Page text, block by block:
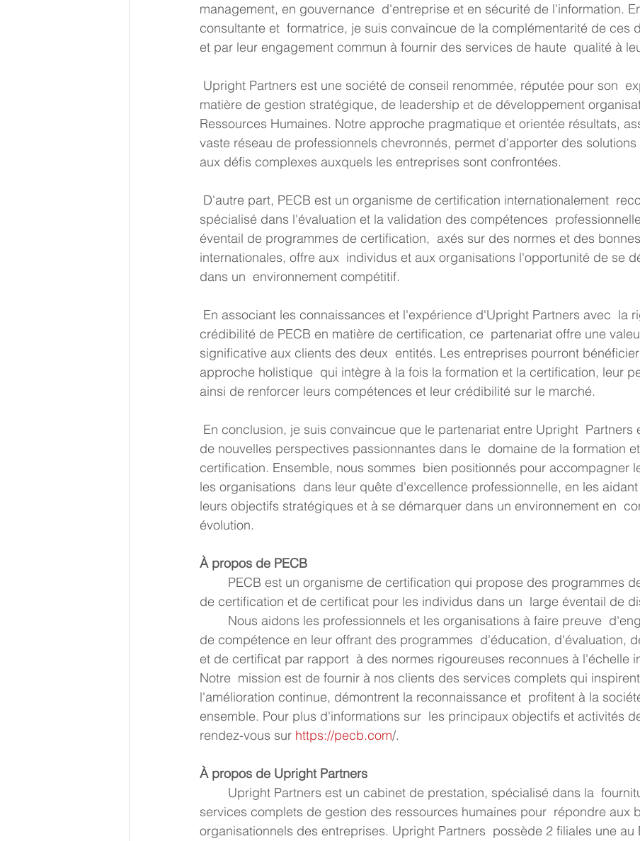
management, en gouvernance  d'entreprise et en sécurité de l'information.
consultante et  formatrice, je suis convaincue de la complémentarité de ces
et par leur engagement commun à fournir des services de haute  qualité à
matière de gestion stratégique, de leadership et de développement
Ressources Humaines. Notre approche pragmatique et orientée résultats,
vaste réseau de professionnels chevronnés, permet d'apporter des solutions
aux défis complexes auxquels les entreprises sont confrontées.
spécialisé dans l'évaluation et la validation des compétences
éventail de programmes de certification,  axés sur des normes et des
internationales, offre aux  individus et aux organisations l'opportunité de se
dans un  environnement compétitif.
crédibilité de PECB en matière de certification, ce  partenariat offre une
significative aux clients des deux  entités. Les entreprises pourront
approche holistique  qui intègre à la fois la formation et la certification, leur
ainsi de renforcer leurs compétences et leur crédibilité sur le marché.
de nouvelles perspectives passionnantes dans le  domaine de la formation
certification. Ensemble, nous sommes  bien positionnés pour accompagner
les organisations  dans leur quête d'excellence professionnelle, en les
leurs objectifs stratégiques et à se démarquer dans un environnement en
évolution.
À propos de PECB
de certification et de certificat pour les individus dans un  large éventail de
de compétence en leur offrant des programmes  d'éducation, d'évaluation,
et de certificat par rapport  à des normes rigoureuses reconnues à l'échelle
Notre  mission est de fournir à nos clients des services complets qui
l'amélioration continue, démontrent la reconnaissance et  profitent à la
ensemble. Pour plus d'informations sur  les principaux objectifs et activités
rendez-vous sur https://pecb.com/.
À propos de Upright Partners
services complets de gestion des ressources humaines pour  répondre aux
organisationnels des entreprises. Upright Partners  possède 2 filiales une au